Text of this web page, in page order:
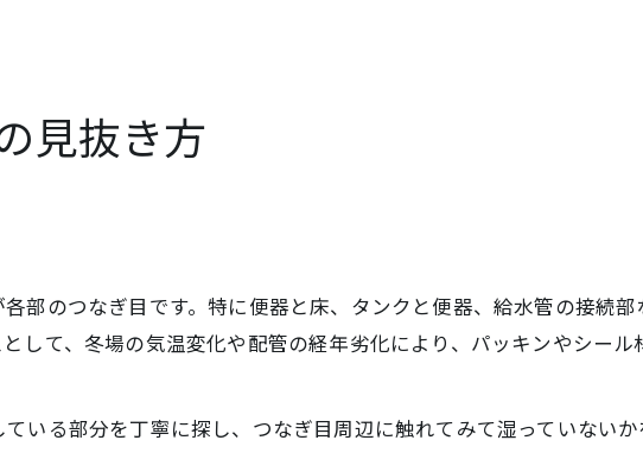
見抜き方
部のつなぎ目です。特に便器と床、タンクと便器、給水管の接続
して、冬場の気温変化や配管の経年劣化により、パッキンやシー
いる部分を丁寧に探し、つなぎ目周辺に触れてみて湿っていない